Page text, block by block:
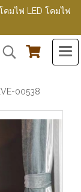
มไฟ LED โคมไฟ
00538